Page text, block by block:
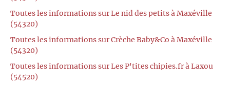
Toutes les informations sur Le nid des petits à Maxéville
(54320)
Toutes les informations sur Crèche Baby&Co à Maxéville
(54320)
Toutes les informations sur Les P'tites chipies.fr à Laxou
(54520)